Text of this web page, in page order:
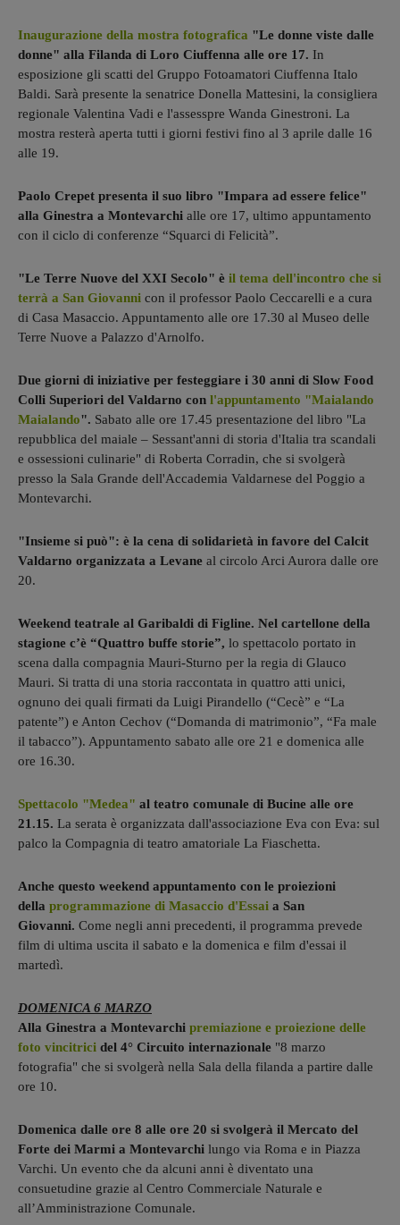
Inaugurazione della mostra fotografica "Le donne viste dalle
donne" alla Filanda di Loro Ciuffenna alle ore 17. In
esposizione gli scatti del Gruppo Fotoamatori Ciuffenna Italo
Baldi. Sarà presente la senatrice Donella Mattesini, la consigliera
regionale Valentina Vadi e l'assesspre Wanda Ginestroni. La
mostra resterà aperta tutti i giorni festivi fino al 3 aprile dalle 16
alle 19.
Paolo Crepet presenta il suo libro "Impara ad essere felice"
alla Ginestra a Montevarchi alle ore 17, ultimo appuntamento
con il ciclo di conferenze “Squarci di Felicità”.
"Le Terre Nuove del XXI Secolo" è il tema dell'incontro che si
terrà a San Giovanni con il professor Paolo Ceccarelli e a cura
di Casa Masaccio. Appuntamento alle ore 17.30 al Museo delle
Terre Nuove a Palazzo d'Arnolfo.
Due giorni di iniziative per festeggiare i 30 anni di Slow Food
Colli Superiori del Valdarno con l'appuntamento "Maialando
Maialando". Sabato alle ore 17.45 presentazione del libro "La
repubblica del maiale – Sessant'anni di storia d'Italia tra scandali
e ossessioni culinarie" di Roberta Corradin, che si svolgerà
presso la Sala Grande dell'Accademia Valdarnese del Poggio a
Montevarchi.
"Insieme si può": è la cena di solidarietà in favore del Calcit
Valdarno organizzata a Levane al circolo Arci Aurora dalle ore
20.
Weekend teatrale al Garibaldi di Figline. Nel cartellone della
stagione c’è “Quattro buffe storie”, lo spettacolo portato in
scena dalla compagnia Mauri-Sturno per la regia di Glauco
Mauri. Si tratta di una storia raccontata in quattro atti unici,
ognuno dei quali firmati da Luigi Pirandello (“Cecè” e “La
patente”) e Anton Cechov (“Domanda di matrimonio”, “Fa male
il tabacco”). Appuntamento sabato alle ore 21 e domenica alle
ore 16.30.
Spettacolo "Medea" al teatro comunale di Bucine alle ore
21.15. La serata è organizzata dall'associazione Eva con Eva: sul
palco la Compagnia di teatro amatoriale La Fiaschetta.
Anche questo weekend appuntamento con le proiezioni
della programmazione di Masaccio d'Essai a San
Giovanni. Come negli anni precedenti, il programma prevede
film di ultima uscita il sabato e la domenica e film d'essai il
martedì.
DOMENICA 6 MARZO
Alla Ginestra a Montevarchi premiazione e proiezione delle
foto vincitrici del 4° Circuito internazionale "8 marzo
fotografia" che si svolgerà nella Sala della filanda a partire dalle
ore 10.
Domenica dalle ore 8 alle ore 20 si svolgerà il Mercato del
Forte dei Marmi a Montevarchi lungo via Roma e in Piazza
Varchi. Un evento che da alcuni anni è diventato una
consuetudine grazie al Centro Commerciale Naturale e
all’Amministrazione Comunale.